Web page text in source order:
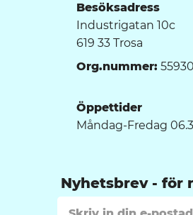
Besöksadress
Industrigatan 10c
619 33 Trosa
Org.nummer:
Öppettider
Måndag-Fredag
Nyhetsbrev